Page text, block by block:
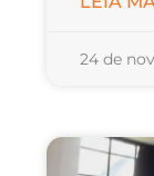
24 de